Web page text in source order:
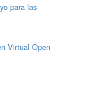
para las
Virtual Open